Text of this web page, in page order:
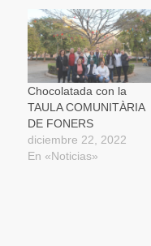
Chocolatada con la
TAULA COMUNITÀRIA
DE FONERS
diciembre 22, 2022
En «Noticias»